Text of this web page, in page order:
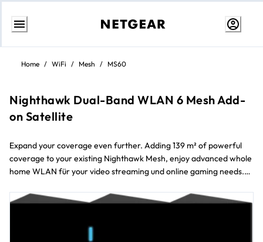
Weiter
InhaltHome / WiFi / Mesh / MS60
Nighthawk Dual-Band WLAN 6 Mesh Add-
on Satellite
Expand your coverage even further. Adding 139 m² of powerful
coverage to your existing Nighthawk Mesh, enjoy advanced whole
home WLAN für your video streaming und online gaming needs.
(Models: MK62, MK63, MK64).